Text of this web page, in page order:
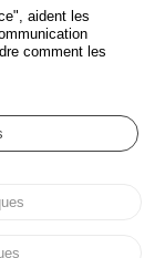
et Cookies
aident les
comment les